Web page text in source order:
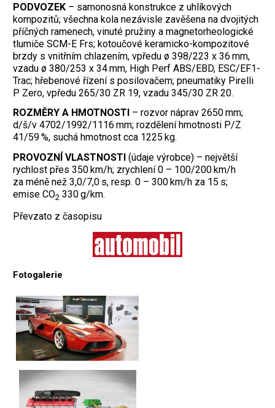
PODVOZEK – samonosná konstrukce z uhlíkových
kompozitů; všechna kola nezávisle zavěšena na dvojitých
příčných ramenech, vinuté pružiny a magnetorheologické
tlumiče SCM-E Frs; kotoučové keramicko-kompozitové
brzdy s vnitřním chlazením, vpředu ø 398/223 x 36 mm,
vzadu ø 380/253 x 34 mm, High Perf ABS/EBD, ESC/EF1-
Trac; hřebenové řízení s posilovačem; pneumatiky Pirelli
P Zero, vpředu 265/30 ZR 19, vzadu 345/30 ZR 20.
ROZMĚRY A HMOTNOSTI – rozvor náprav 2650 mm;
d/š/v 4702/1992/1116 mm; rozdělení hmotnosti P/Z
41/59 %, suchá hmotnost cca 1225 kg.
PROVOZNÍ VLASTNOSTI (údaje výrobce) – největší
rychlost přes 350 km/h; zrychlení 0 – 100/200 km/h
za méně než 3,0/7,0 s, resp. 0 – 300 km/h za 15 s;
emise CO2 330 g/km.
Převzato z časopisu
Fotogalerie